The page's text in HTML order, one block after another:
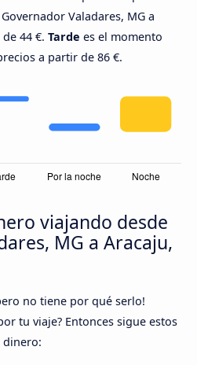
Valadares, MG a
44 €. Tarde es el momento
a partir de 86 €.
viajando desde
MG a Aracaju,
no tiene por qué serlo!
tu viaje? Entonces sigue estos
dinero: